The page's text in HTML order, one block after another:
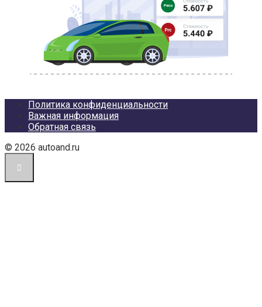
Политика конфиденциальности
Важная информация
Обратная связь
© 2026 autoand.ru